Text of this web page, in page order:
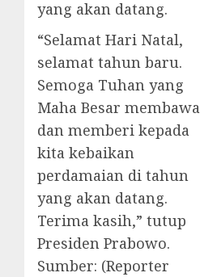
yang akan datang.
“Selamat Hari Natal,
selamat tahun baru.
Semoga Tuhan yang
Maha Besar membawa
dan memberi kepada
kita kebaikan
perdamaian di tahun
yang akan datang.
Terima kasih,” tutup
Presiden Prabowo.
Sumber: (Reporter